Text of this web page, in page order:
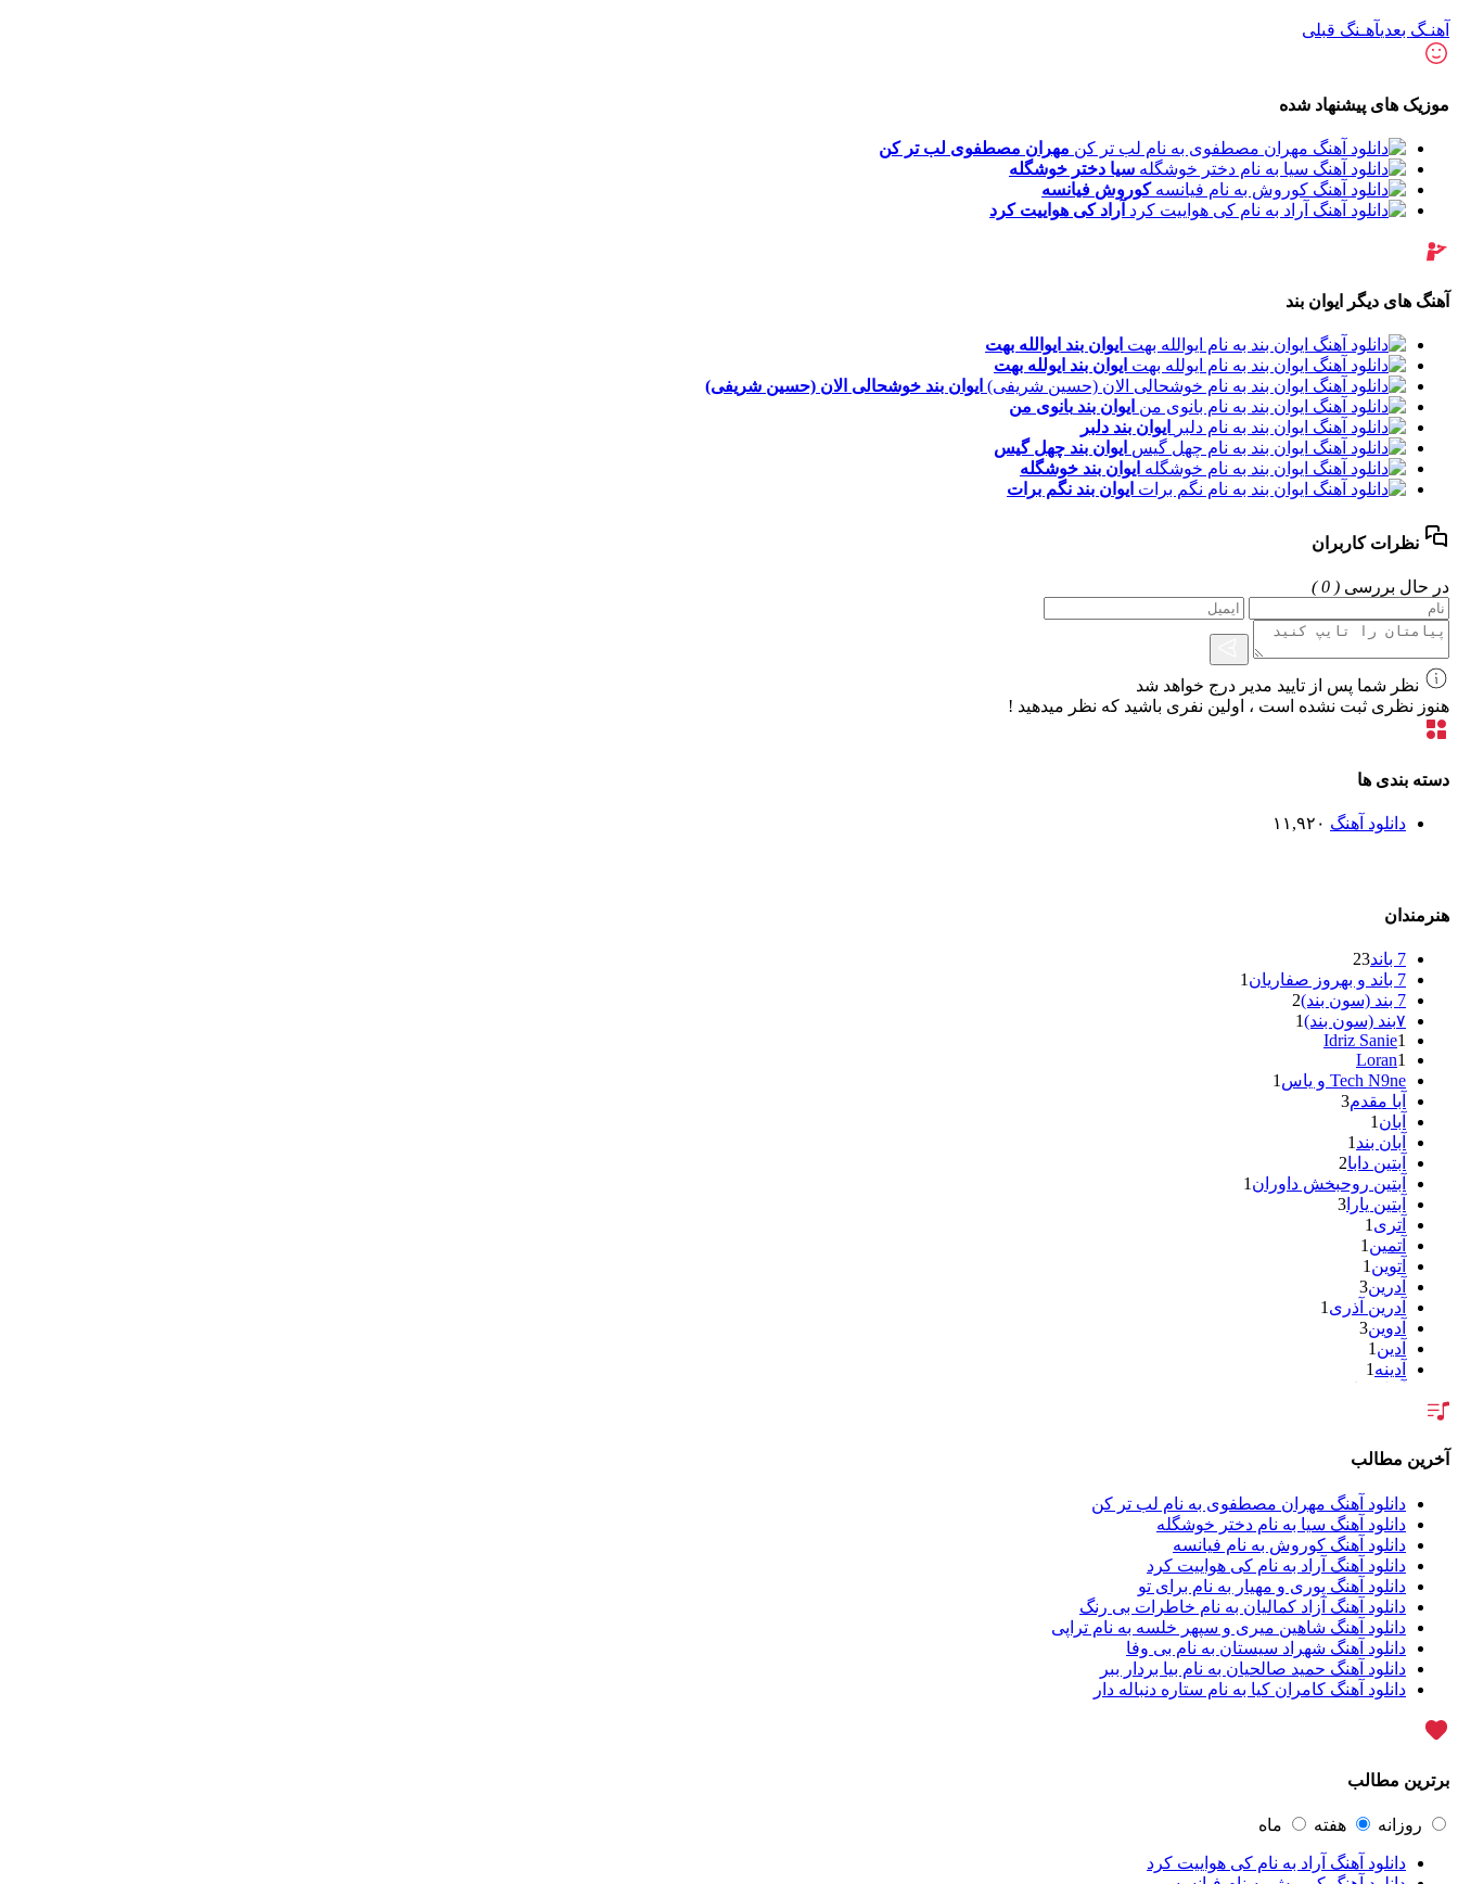
آهنـگ بعدیآهـنگ قبلی
موزیک های پیشنهاد شده
مهران مصطفوی لب تر کن
سیا دختر خوشگله
کوروش فیانسه
آراد کی هواییت کرد
آهنگ های دیگر ایوان بند
ایوان بند ایوالله بهت
ایوان بند ایولله بهت
ایوان بند خوشحالی الان (حسین شریفی)
ایوان بند بانوی من
ایوان بند دلبر
ایوان بند چهل گیس
ایوان بند خوشگله
ایوان بند نگم برات
نظرات کاربران
در حال بررسی ( 0 )
نظر شما پس از تایید مدیر درج خواهد شد
هنوز نظری ثبت نشده است ، اولین نفری باشید که نظر میدهید !
دسته بندی ها
دانلود آهنگ ۱۱,۹۲۰
هنرمندان
7 باند
23
7 باند و بهروز صفاریان
1
7 بند (سون بند)
2
۷بند (سون بند)
1
Idriz Sanie1
Loran1
Tech N9ne و یاس
1
آبا مقدم3
آبان 1
آبان بند 1
آبتین دابا2
آبتین روحبخش داوران 1
آبتین یارا 3
آتری 1
آتمین 1
آتوین 1
آدرین3
آدرین آذری 1
آدوین3
آدین 1
آدینه 1
آراد عباسی
آراز
آراز آرا
آراز المان2
آراز نصیری1
آراکو1
آراکوم3
آران2
آران براتی1
آران براتی و ایمان حمیدی1
آران، مُوِرس و وینتِرس1
آرپژ1
آرتا1
آرتان گادلی
آرتين شاهوران1
آرتین1
آخرین مطالب
دانلود آهنگ مهران مصطفوی به نام لب تر کن
دانلود آهنگ سیا به نام دختر خوشگله
دانلود آهنگ کوروش به نام فیانسه
دانلود آهنگ آراد به نام کی هواییت کرد
دانلود آهنگ پوری و مهیار به نام برای تو
دانلود آهنگ آزاد کمالیان به نام خاطرات بی رنگ
دانلود آهنگ شاهین میری و سپهر خلسه به نام تراپی
دانلود آهنگ شهراد سیستان به نام بی وفا
دانلود آهنگ حمید صالحیان به نام بیا بردار ببر
دانلود آهنگ کامران کیا به نام ستاره دنباله دار
برترین مطالب
روزانه هفته ماه
دانلود آهنگ آراد به نام کی هواییت کرد